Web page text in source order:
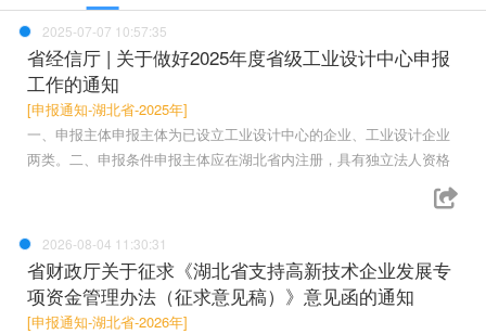
2025-07-07 10:57:35
省经信厅 | 关于做好2025年度省级工业设计中心申报
工作的通知
[申报通知-湖北省-2025年]
一、申报主体申报主体为已设立工业设计中心的企业、工业设计企业
两类。二、申报条件申报主体应在湖北省内注册，具有独立法人资格
2026-08-04 11:30:31
省财政厅关于征求《湖北省支持高新技术企业发展专
项资金管理办法（征求意见稿）》意见函的通知
[申报通知-湖北省-2026年]